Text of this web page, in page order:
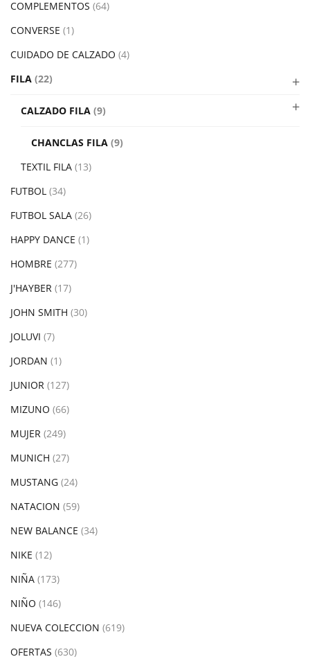
COMPLEMENTOS (64)
CONVERSE (1)
CUIDADO DE CALZADO (4)
FILA (22)
CALZADO FILA (9)
CHANCLAS FILA (9)
TEXTIL FILA (13)
FUTBOL (34)
FUTBOL SALA (26)
HAPPY DANCE (1)
HOMBRE (277)
J'HAYBER (17)
JOHN SMITH (30)
JOLUVI (7)
JORDAN (1)
JUNIOR (127)
MIZUNO (66)
MUJER (249)
MUNICH (27)
MUSTANG (24)
NATACION (59)
NEW BALANCE (34)
NIKE (12)
NIÑA (173)
NIÑO (146)
NUEVA COLECCION (619)
OFERTAS (630)